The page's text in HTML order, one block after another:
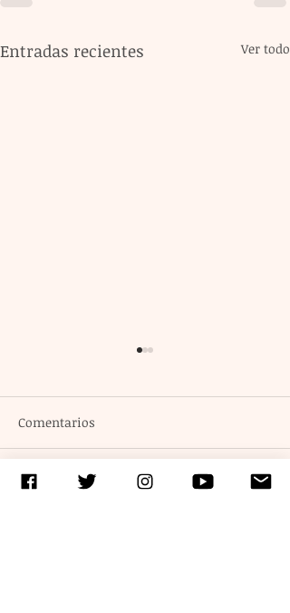
Entradas recientes Ver todo
Banco Multiva destinará
Comentarios
Escribir un comentario...